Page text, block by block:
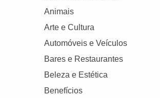
Animais
Arte e Cultura
Automóveis e Veículos
Bares e Restaurantes
Beleza e Estética
Benefícios